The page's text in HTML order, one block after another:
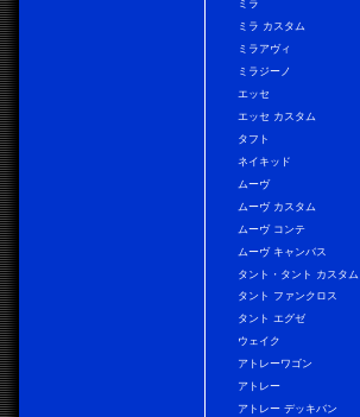
ミラ
ミラ カスタム
ミラアヴィ
ミラジーノ
エッセ
エッセ カスタム
タフト
ネイキッド
ムーヴ
ムーヴ カスタム
ムーヴ コンテ
ムーヴ キャンバス
タント・タント カスタム
タント ファンクロス
タント エグゼ
ウェイク
アトレーワゴン
アトレー
アトレー デッキバン